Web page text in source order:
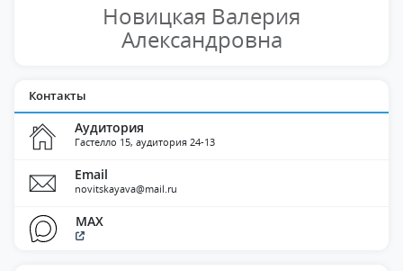
Новицкая Валерия
Александровна
Контакты
Аудитория
Гастелло 15, аудитория 24-13
Email
novitskayava@mail.ru
MAX